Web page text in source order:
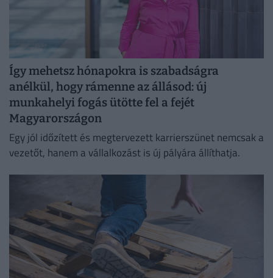
Így mehetsz hónapokra is szabadságra
anélkül, hogy rámenne az állásod: új
munkahelyi fogás ütötte fel a fejét
Magyarországon
Egy jól időzített és megtervezett karrierszünet nemcsak a
vezetőt, hanem a vállalkozást is új pályára állíthatja.